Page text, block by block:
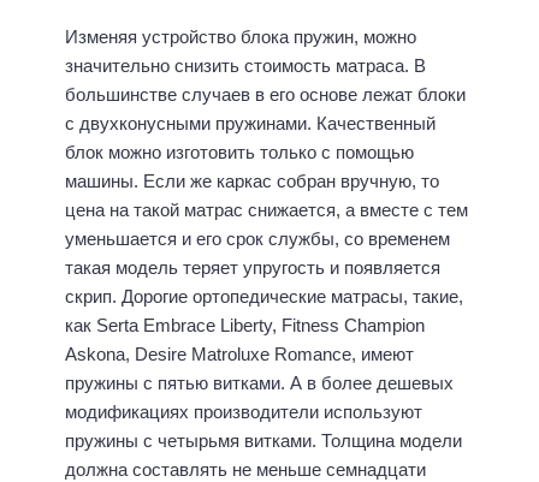
Изменяя устройство блока пружин, можно
значительно снизить стоимость матраса. В
большинстве случаев в его основе лежат блоки
с двухконусными пружинами. Качественный
блок можно изготовить только с помощью
машины. Если же каркас собран вручную, то
цена на такой матрас снижается, а вместе с тем
уменьшается и его срок службы, со временем
такая модель теряет упругость и появляется
скрип. Дорогие ортопедические матрасы, такие,
как Serta Embrace Liberty, Fitness Champion
Askona, Desire Matroluxe Romance, имеют
пружины с пятью витками. А в более дешевых
модификациях производители используют
пружины с четырьмя витками. Толщина модели
должна составлять не меньше семнадцати